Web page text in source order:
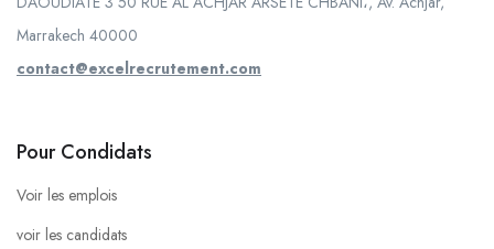
Marrakech 40000
contact@excelrecrutement.com
Pour Condidats
Voir les emplois
voir les candidats